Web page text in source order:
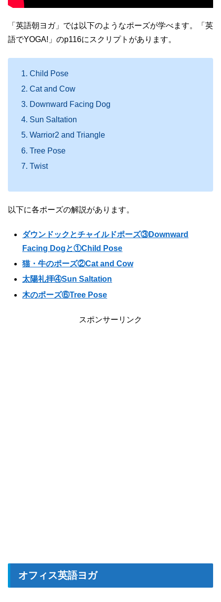
「英語朝ヨガ」では以下のようなポーズが学べます。「英
語でYOGA!」のp116にスクリプトがあります。
Child Pose
Cat and Cow
Downward Facing Dog
Sun Saltation
Warrior2 and Triangle
Tree Pose
Twist
以下に各ポーズの解説があります。
ダウンドックとチャイルドポーズ③Downward
Facing Dogと①Child Pose
猫・牛のポーズ②Cat and Cow
太陽礼拝④Sun Saltation
木のポーズ⑥Tree Pose
スポンサーリンク
オフィス英語ヨガ